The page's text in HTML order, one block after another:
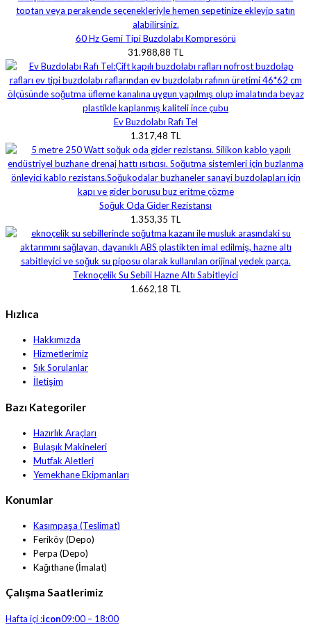
60 Hz Gemi Tipi Buzdolabı Kompresörü
31.988,88 TL
Ev Buzdolabı Rafı Tel
1.317,48 TL
Soğuk Oda Gider Rezistansı
1.353,35 TL
Teknoçelik Su Sebili Hazne Altı Sabitleyici
1.662,18 TL
Hızlıca
Hakkımızda
Hizmetlerimiz
Sık Sorulanlar
İletişim
Bazı Kategoriler
Hazırlık Araçları
Bulaşık Makineleri
Mutfak Aletleri
Yemekhane Ekipmanları
Konumlar
Kasımpaşa (Teslimat)
Feriköy (Depo)
Perpa (Depo)
Kağıthane (İmalat)
Çalışma Saatlerimiz
Hafta içi :icon09:00 – 18:00